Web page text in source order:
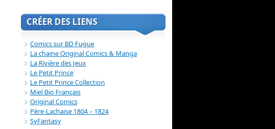
CRÉER DES LIENS
Comics sur BD Fugue
La chaine Original Comics & Manga
La Rivière des Jeux
Le Petit Prince
Le Petit Prince Collection
Miel Bio Français
Original Comics
Père-Lachaise 1804 – 1824
SyFantasy